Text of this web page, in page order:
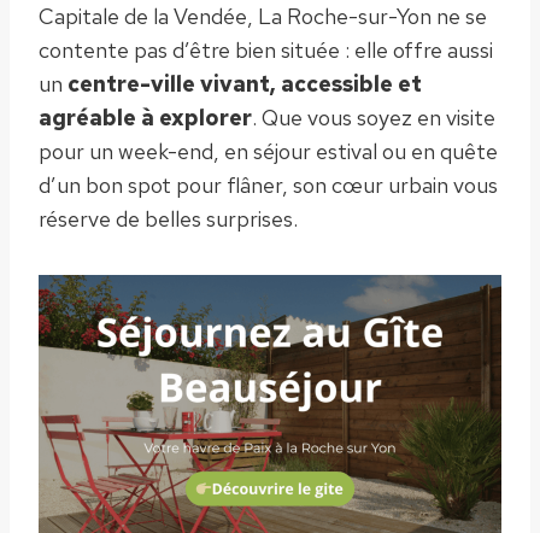
Capitale de la Vendée, La Roche-sur-Yon ne se
contente pas d’être bien située : elle offre aussi
un centre-ville vivant, accessible et
agréable à explorer. Que vous soyez en visite
pour un week-end, en séjour estival ou en quête
d’un bon spot pour flâner, son cœur urbain vous
réserve de belles surprises.